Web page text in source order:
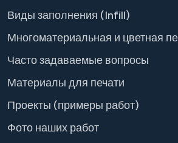
Виды заполнения (Infill)
Многоматериальная и цветная
Часто задаваемые вопросы
Материалы для печати
Проекты (примеры работ)
Фото наших работ